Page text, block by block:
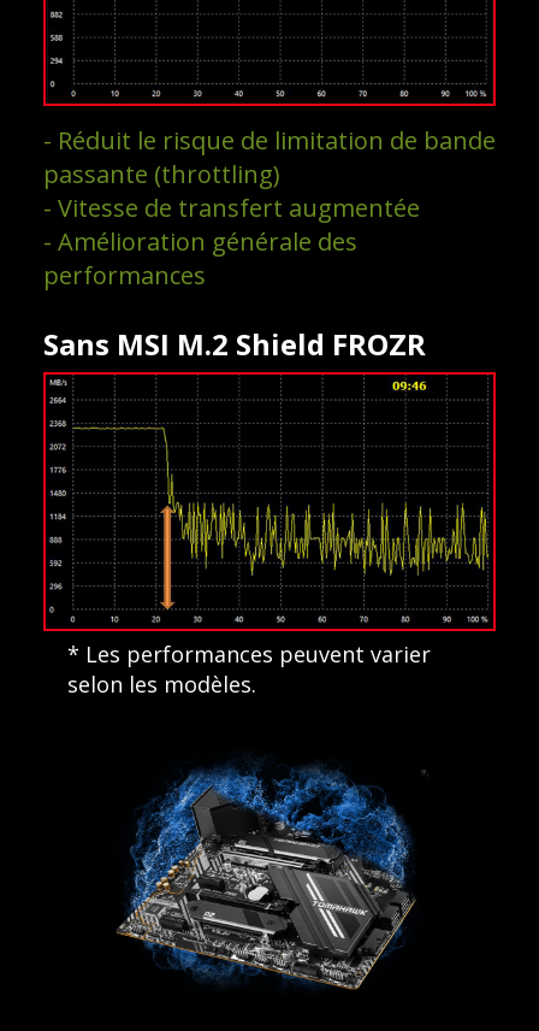
- Réduit le risque de limitation de bande
passante (throttling)
- Vitesse de transfert augmentée
- Amélioration générale des
performances
Sans MSI M.2 Shield FROZR
* Les performances peuvent varier
selon les modèles.